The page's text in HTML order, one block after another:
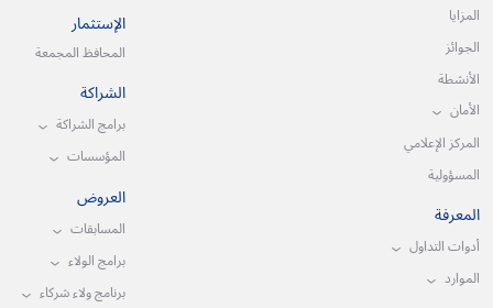
المزايا
الجوائز
الأنشطة
الأمان
المركز الإعلامي
المسؤولية
المعرفة
أدوات التداول
الموارد
الإستثمار
المحافظ المجمعة
الشراكة
برامج الشراكة
المؤسسات
العروض
المسابقات
برامج الولاء
برنامج ولاء شركاء